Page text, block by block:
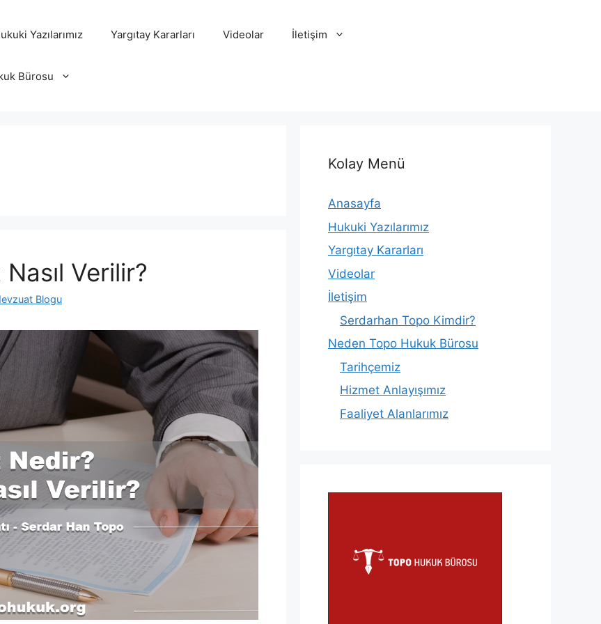
Yazılarımız Yargıtay Kararları Videolar İletişim
Bürosu
Verilir?
Blogu
Kolay Menü
Anasayfa
Hukuki Yazılarımız
Yargıtay Kararları
Videolar
İletişim
Serdarhan Topo Kimdir?
Neden Topo Hukuk Bürosu
Tarihçemiz
Hizmet Anlayışımız
Faaliyet Alanlarımız